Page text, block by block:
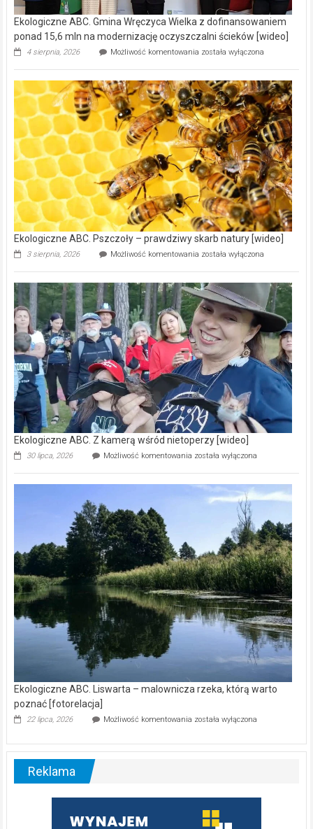
Ekologiczne ABC. Gmina Wręczyca Wielka z dofinansowaniem
ponad 15,6 mln na modernizację oczyszczalni ścieków [wideo]
4 sierpnia, 2026 Możliwość komentowania Ekologiczne
Wręczyca
Wielka
z
dofinansowaniem
ponad
15,6
mln
na
modernizację
oczyszczalni
ścieków
[wideo]
została wyłączona
Ekologiczne ABC. Pszczoły – prawdziwy skarb natury [wideo]
3 sierpnia, 2026 Możliwość komentowania Ekologiczne
–
prawdziwy
skarb
natury
[wideo]
została wyłączona
Ekologiczne ABC. Z kamerą wśród nietoperzy [wideo]
30 lipca, 2026 Możliwość komentowania Ekologiczne
kamerą
wśród
została wyłączona
Ekologiczne ABC. Liswarta – malownicza rzeka, którą warto
poznać [fotorelacja]
22 lipca, 2026 Możliwość komentowania Ekologiczne
–
warto
poznać
[fotorelacja]
została wyłączona
Reklama